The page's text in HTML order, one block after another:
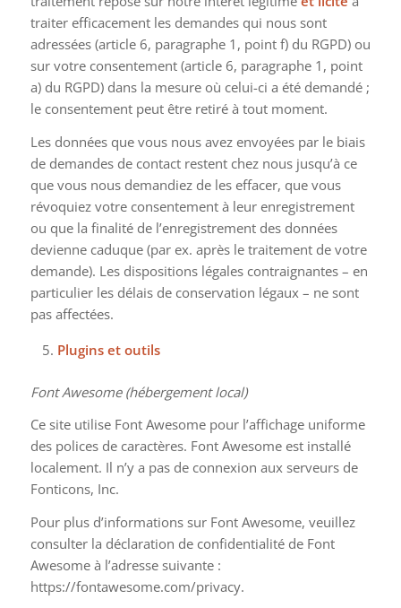
traiter efficacement les demandes qui nous sont
adressées (article 6, paragraphe 1, point f) du RGPD) ou
sur votre consentement (article 6, paragraphe 1, point
a) du RGPD) dans la mesure où celui-ci a été demandé ;
le consentement peut être retiré à tout moment.
Les données que vous nous avez envoyées par le biais
de demandes de contact restent chez nous jusqu’à ce
que vous nous demandiez de les effacer, que vous
révoquiez votre consentement à leur enregistrement
ou que la finalité de l’enregistrement des données
devienne caduque (par ex. après le traitement de votre
demande). Les dispositions légales contraignantes – en
particulier les délais de conservation légaux – ne sont
pas affectées.
Plugins et outils
Font Awesome (hébergement local)
Ce site utilise Font Awesome pour l’affichage uniforme
des polices de caractères. Font Awesome est installé
localement. Il n’y a pas de connexion aux serveurs de
Fonticons, Inc.
Pour plus d’informations sur Font Awesome, veuillez
consulter la déclaration de confidentialité de Font
Awesome à l’adresse suivante :
https://fontawesome.com/privacy.